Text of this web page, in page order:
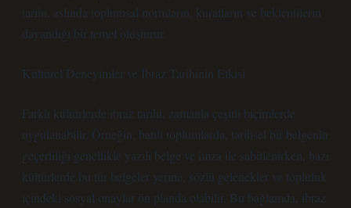
tarihi, aslında toplumsal normların, kuralların ve beklentilerin
dayandığı bir temel oluşturur.
Kültürel Deneyimler ve İbraz Tarihinin Etkisi
Farklı kültürlerde ibraz tarihi, zamanla çeşitli biçimlerde
uygulanabilir. Örneğin, batılı toplumlarda, tarihsel bir belgenin
geçerliliği genellikle yazılı belge ve imza ile sabitlenirken, bazı
kültürlerde bu tür belgeler yerine, sözlü gelenekler ve topluluk
içindeki sosyal onaylar ön planda olabilir. Bu bağlamda, ibraz